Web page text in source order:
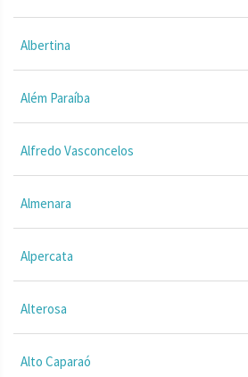
Albertina
Além Paraíba
Alfredo Vasconcelos
Almenara
Alpercata
Alterosa
Alto Caparaó